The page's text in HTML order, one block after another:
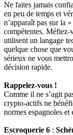
Ne faites jamais
en peu de temps et
n’apparaît pas sur la
compétentes.
utilisent un langage
quelque chose que
sérieux ne vous
décision rapide.
Rappelez‑vous !
Comme il ne s’agit
crypto‑actifs ne
normes espagnoles et
Escroquerie 6 :